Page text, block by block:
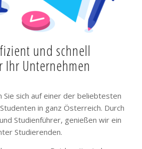
und schnell
Unternehmen
Sie sich auf einer der beliebtesten
in ganz Österreich. Durch
Studienführer, genießen wir ein
Studierenden.